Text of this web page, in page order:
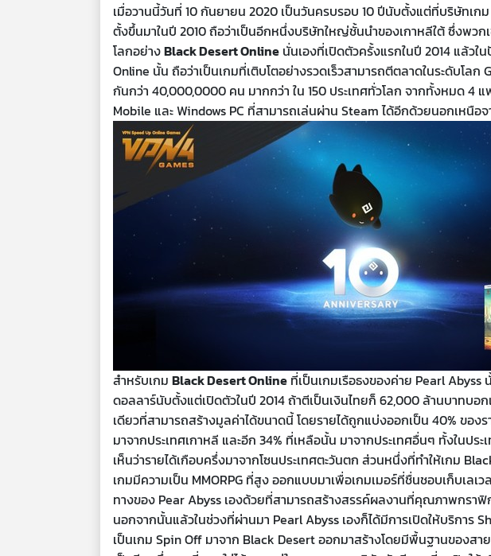
เมื่อวานนี้วันที่ 10 กันยายน 2020 เป็นวันครบรอบ 10 ปีนับตั้งแต่ที่บริษัทเกม
ตั้งขึ้นมาในปี 2010 ถือว่าเป็นอีกหนึ่งบริษัทใหญ่ชั้นนำของเกาหลีใต้ ซึ่งพวกเ
โลกอย่างBlack Desert Online นั่นเองที่เปิดตัวครั้งแรกในปี 2014 แล้ว
Online นั้น ถือว่าเป็นเกมที่เติบโตอย่างรวดเร็วสามารถตีตลาดในระดับโล
กันกว่า 40,000,0000 คน มากกว่า ใน 150 ประเทศทั่วโลก จากทั้งหมด 4
Mobile และ Windows PC ที่สามารถเล่นผ่าน Steam ได้อีกด้วยนอกเหนือ
สำหรับเกม Black Desert Online ที่เป็นเกมเรือธงของค่าย Pearl
ดอลลาร์นับตั้งแต่เปิดตัวในปี 2014 ถ้าตีเป็นเงินไทยก็ 62,000 ล้านบาทบอ
เดียวที่สามารถสร้างมูลค่าได้ขนาดนี้ โดยรายได้ถูกแบ่งออกเป็น 40% ของ
มาจากประเทศเกาหลี และอีก 34% ที่เหลือนั้น มาจากประเทศอื่นๆ ทั้งในป
เห็นว่ารายได้เกือบครึ่งมาจากโซนประเทศตะวันตก ส่วนหนึ่งที่ทำให้เกม
เกมมีความเป็น MMORPG ที่สูง ออกแบบมาเพื่อเกมเมอร์ที่ชื่นชอบเก็บเลเ
ทางของ Pear Abyss เองด้วยที่สามารถสร้างสรรค์ผลงานที่คุณภาพกรา
นอกจากนั้นแล้วในช่วงที่ผ่านมา Pearl Abyss เองก็ได้มีการเปิดให้บริการ
เป็นเกม Spin Off มาจาก Black Desert ออกมาสร้างโดยมีพื้นฐานของส